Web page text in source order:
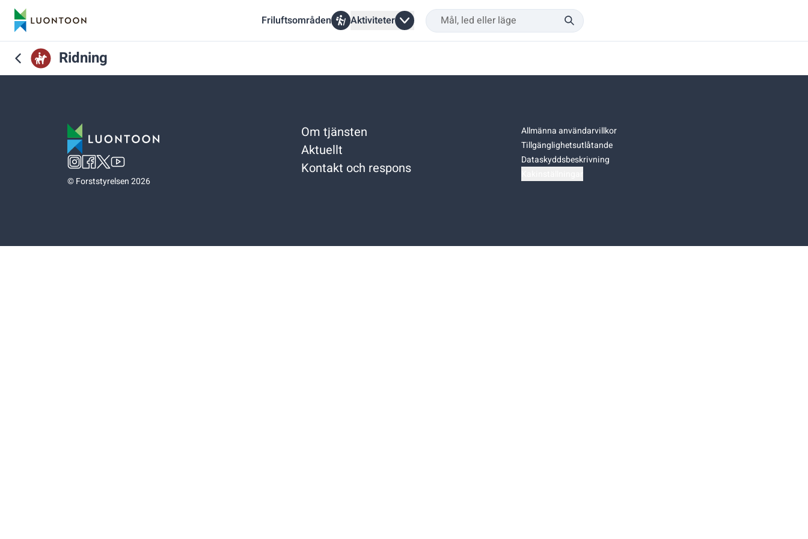
Friluftsområden Aktiviteter
Ridning
©Forststyrelsen 2026
Om tjänsten
Aktuellt
Kontakt och respons
Allmänna användarvillkor
Tillgänglighetsutlåtande
Dataskyddsbeskrivning